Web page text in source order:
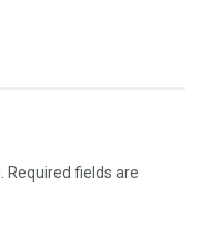
Required fields are